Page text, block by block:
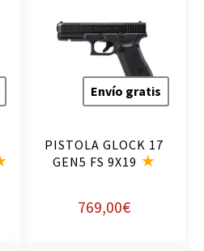
Envío gratis
PISTOLA GLOCK 17
GEN5 FS 9X19
769,00€